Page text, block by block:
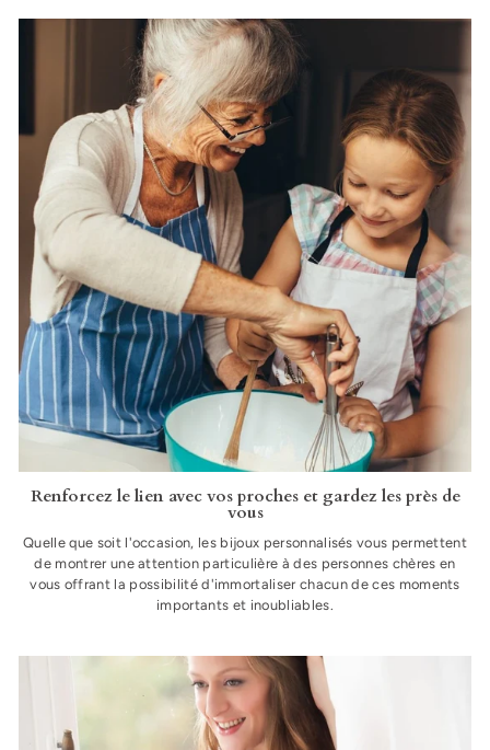
Renforcez le lien avec vos proches et gardez les près de
vous
Quelle que soit l'occasion, les bijoux personnalisés vous permettent
de montrer une attention particulière à des personnes chères en
vous offrant la possibilité d'immortaliser chacun de ces moments
importants et inoubliables.